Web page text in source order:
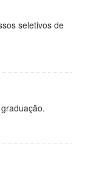
seletivos de